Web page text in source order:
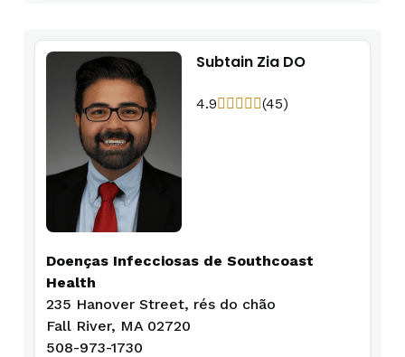
Subtain Zia DO
4.9 (45)
Doenças Infecciosas de Southcoast
Health
235 Hanover Street, rés do chão
Fall River, MA 02720
508-973-1730